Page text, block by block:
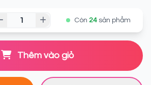
Còn 24 sản phẩm
Thêm vào giỏ